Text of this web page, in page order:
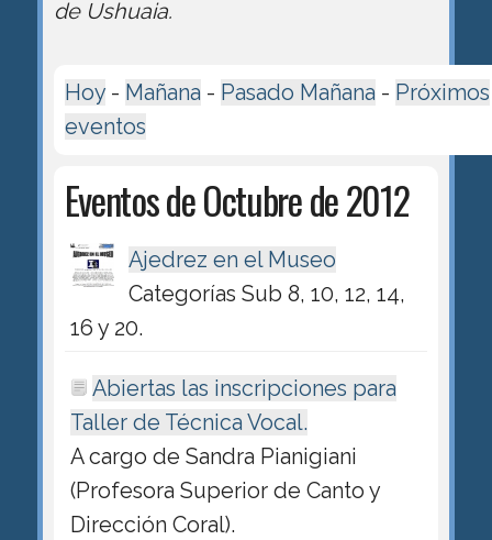
de Ushuaia.
Hoy- Mañana - Pasado Mañana - Próximos
eventos
Eventos de Octubre de 2012
Ajedrez en el Museo
Categorías Sub 8, 10, 12, 14,
16 y 20.
Abiertas las inscripciones para
Taller de Técnica Vocal.
A cargo de Sandra Pianigiani
(Profesora Superior de Canto y
Dirección Coral).